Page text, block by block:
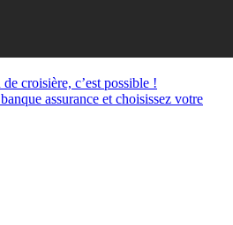
croisière, c’est possible !
assurance et choisissez votre